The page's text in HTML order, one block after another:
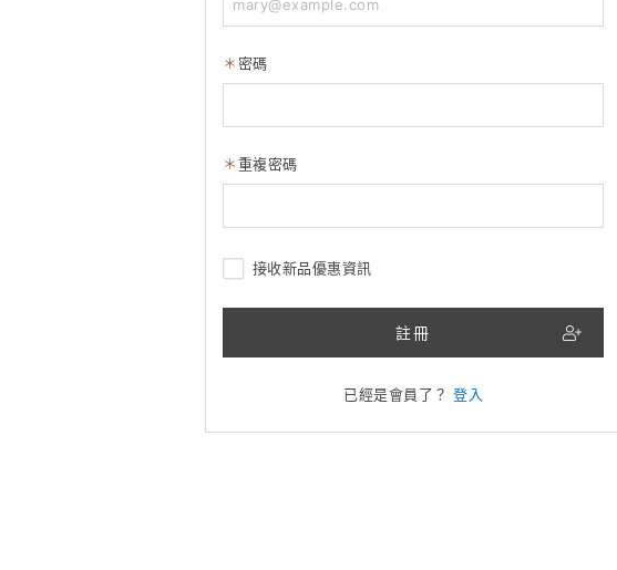
密碼
重複密碼
接收新品優惠資訊
註冊
已經是會員了？ 登入